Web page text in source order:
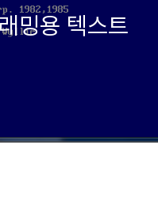
밍용 텍스트